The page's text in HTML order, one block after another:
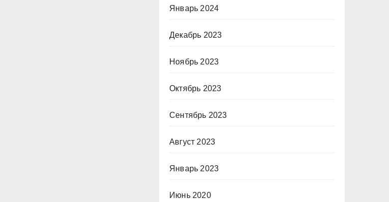
Январь 2024
Декабрь 2023
Ноябрь 2023
Октябрь 2023
Сентябрь 2023
Август 2023
Январь 2023
Июнь 2020